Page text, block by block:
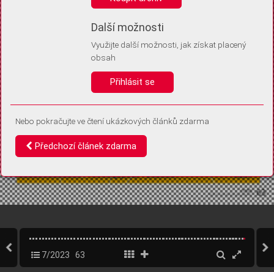
Díky němu příště poznáme, že se jedná o stejné zařízení, a
Identifikátor je zcela anonymní.
Vaše souhlasy a odmítnutí si ukládáme do vašeho zařízení, abychom se
vás už příště znovu neptali. Můžete je kdykoli později upravit ve Správě
7/2023 63
Další možnosti
Využijte další možnosti, jak získat placený
obsah
Přihlásit se
Nebo pokračujte ve čtení ukázkových článků zdarma
Předchozí článek zdarma